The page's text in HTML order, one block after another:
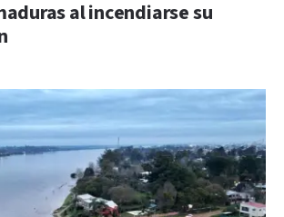
al incendiarse su